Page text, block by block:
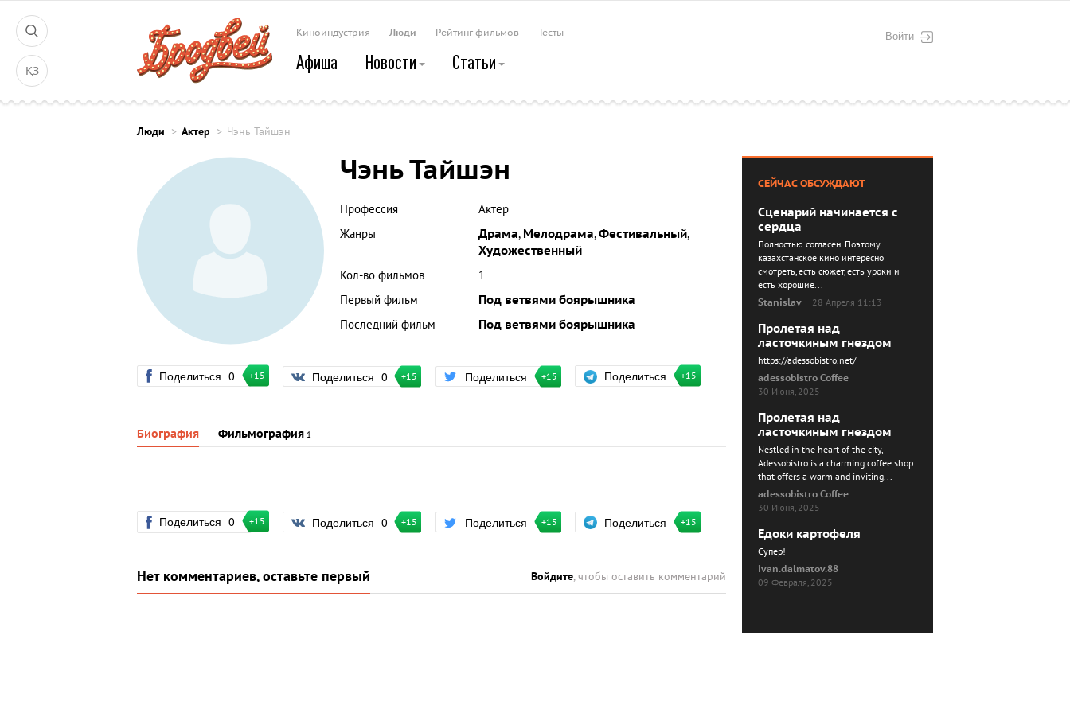
ҚЗ
Войти
Киноиндустрия Люди Рейтинг фильмов Тесты
Афиша Новости Статьи
Люди Актер Чэнь Тайшэн
Чэнь Тайшэн
Профессия
Актер
Жанры
Драма, Мелодрама,Фестивальный,
Художественный
Кол-во фильмов
1
Первый фильм
Под ветвями боярышника
Последний фильм
Под ветвями боярышника
Поделиться 0 +15 Поделиться 0 +15 Поделиться +15 Поделиться +15
Биография Фильмография 1
Поделиться 0 +15 Поделиться 0 +15 Поделиться +15 Поделиться +15
Нет комментариев, оставьте первый Войдите, чтобы оставить комментарий
СЕЙЧАС ОБСУЖДАЮТ
Сценарий начинается с
сердца
Полностью согласен. Поэтому
казахстанское кино интересно
смотреть, есть сюжет, есть уроки и
есть хорошие...
Stanislav
28 Апреля 11:13
Пролетая над
ласточкиным гнездом
https://adessobistro.net/
adessobistro Coffee
30 Июня, 2025
Пролетая над
ласточкиным гнездом
Nestled in the heart of the city,
Adessobistro is a charming coffee shop
that offers a warm and inviting...
adessobistro Coffee
30 Июня, 2025
Едоки картофеля
Cупер!
ivan.dalmatov.88
09 Февраля, 2025